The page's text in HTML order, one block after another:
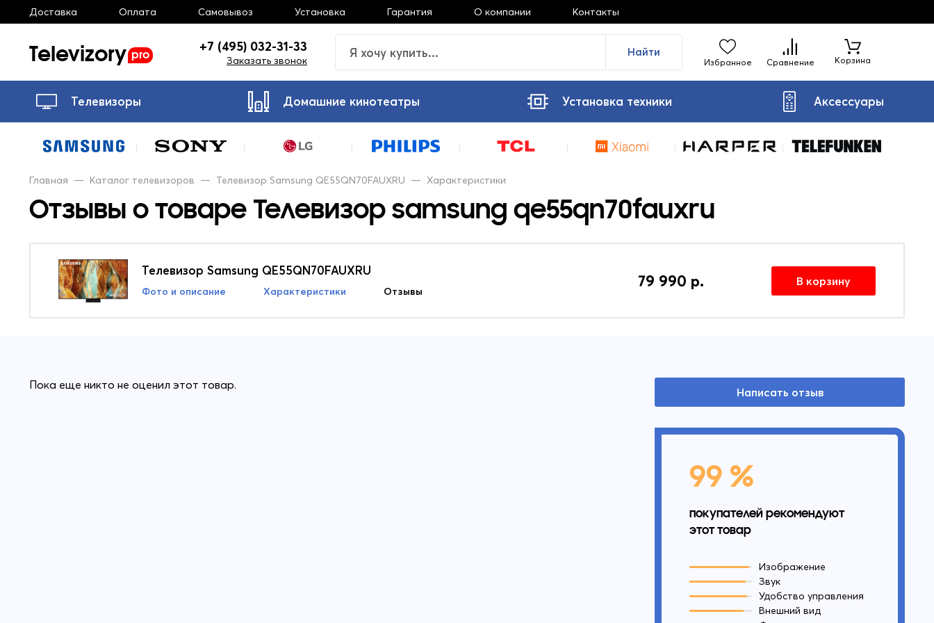
Доставка Оплата Самовывоз Установка Гарантия О компании Контакты
Televizory pro +7 (495) 032-31-33
Заказать звонок
Найти
Избранное Сравнение Корзина
Телевизоры Домашние кинотеатры Установка техники Аксессуары
Главная — Каталог телевизоров — Телевизор Samsung QE55QN70FAUXRU — Характеристики
Отзывы о товаре Телевизор samsung qe55qn70fauxru
Телевизор Samsung QE55QN70FAUXRU
Фото и описание Характеристики Отзывы
79 990 р. В корзину
Пока еще никто не оценил этот товар.
Написать отзыв
99 %
покупателей рекомендуют
этот товар
Изображение
Звук
Удобство управления
Внешний вид